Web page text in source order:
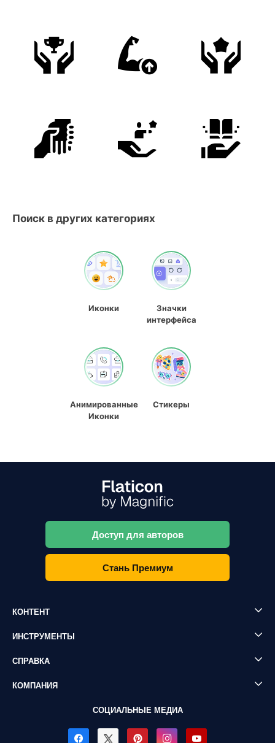
Поиск в других категориях
Иконки
Значки
интерфейса
Анимированные
Иконки
Стикеры
Доступ для авторов
Стань Премиум
КОНТЕНТ
ИНСТРУМЕНТЫ
СПРАВКА
КОМПАНИЯ
СОЦИАЛЬНЫЕ МЕДИА